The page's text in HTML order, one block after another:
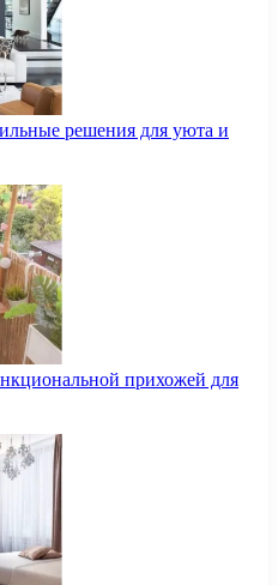
решения для уюта и
прихожей для